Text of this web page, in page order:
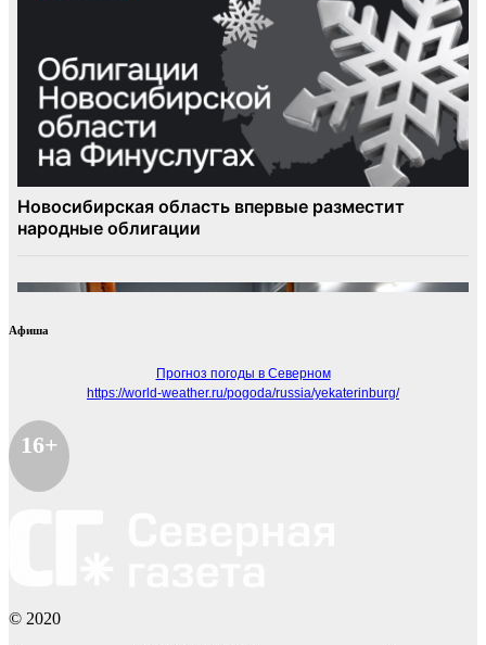
Афиша
Прогноз погоды в Северном
https://world-weather.ru/pogoda/russia/yekaterinburg/
16+
© 2020